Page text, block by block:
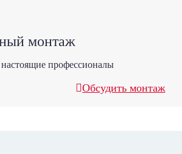
монтаж
профессионалы
Обсудить монтаж